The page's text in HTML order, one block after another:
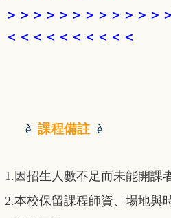
＞＞＞＞＞＞＞＞＞＞ ＞＞ ＞
＜＜ ＜＜＜＜＜＜＜＜
è 課程備註 è
1.因招生人數不足而未能開課
2.本校保留課程師資、場地與